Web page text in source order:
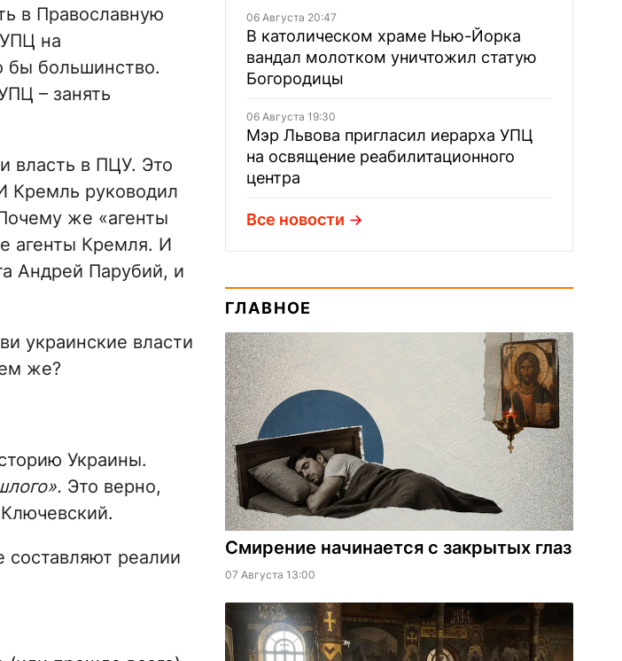
в Православную
на
бы большинство.
– занять
власть в ПЦУ. Это
Кремль руководил
же «агенты
агенты Кремля. И
Андрей Парубий, и
украинские власти
же?
Украины.
Это верно,
реалии
06 Августа 20:47
В католическом храме Нью-Йорка
вандал молотком уничтожил статую
Богородицы
06 Августа 19:30
Мэр Львова пригласил иерарха УПЦ
на освящение реабилитационного
центра
Все новости
ГЛАВНОЕ
Смирение начинается с закрытых глаз
07 Августа 13:00